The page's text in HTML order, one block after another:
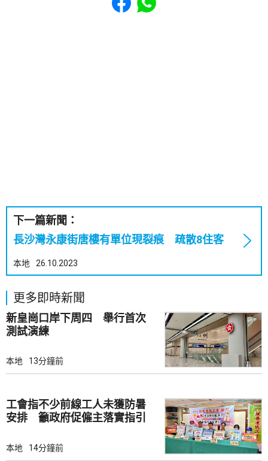
下一篇新聞：
長沙灣永康街唐樓有單位現裂痕 疏散8住客
本地 26.10.2023
更多即時新聞
新皇崗口岸下周四 舉行首次
測試演練
本地 13分鐘前
工會指不少前線工人未獲防暑
安排 籲政府促僱主落實指引
本地 14分鐘前